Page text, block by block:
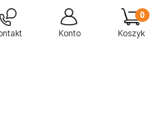
w Warszawie ul. Związkowa
)